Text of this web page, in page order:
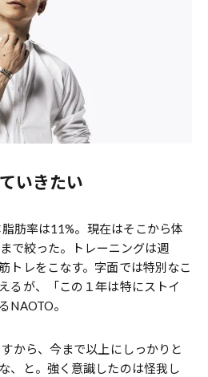
いきたい
肪率は11%。現在はそこから体
で絞った。トレーニングは週
トレをこなす。字面では特別なこ
るが、「この１年は特にストイ
NAOTO。
から、今まで以上にしっかりと
、と。強く意識したのは怪我し